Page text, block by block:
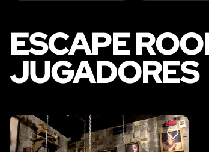
ESCAPE
JUGADORES
LIKE